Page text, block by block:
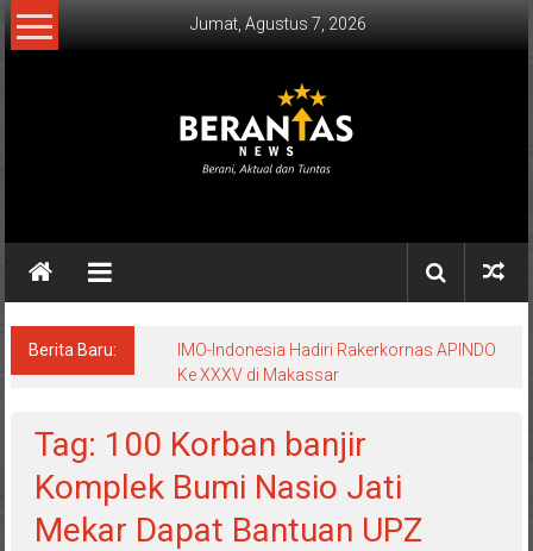
Lompat
ke
Jumat, Agustus 7, 2026
NEWS
Aktual
Tuntas.
Berita Baru:
IMO-Indonesia Hadiri Rakerkornas APINDO
Ke XXXV di Makassar
Tag: 100 Korban banjir
Komplek Bumi Nasio Jati
Mekar Dapat Bantuan UPZ